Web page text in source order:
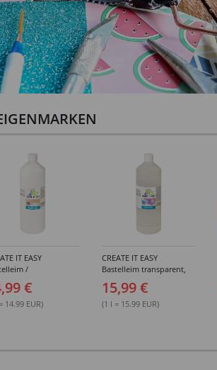
IT EASY
/
1000 ml
€
14.99 EUR)
CREATE IT EASY
Bastelleim transparent,
ohne Lösungsmittel,
1000 ml
15,99 €
(1 l = 15.99 EUR)